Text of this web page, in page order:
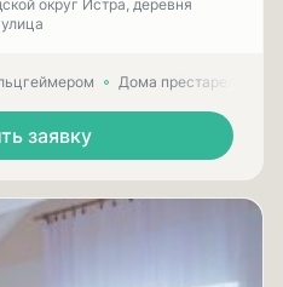
округ Истра, деревня
Дома престарелых
заявку